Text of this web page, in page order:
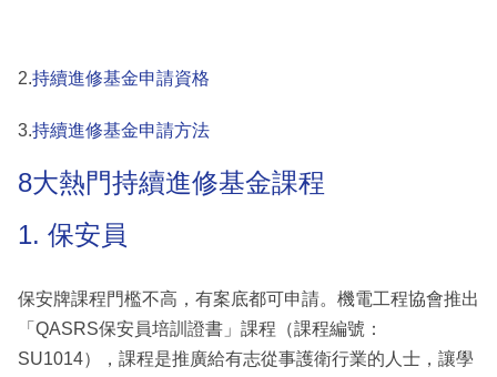
2.持續進修基金申請資格
3.持續進修基金申請方法
8大熱門持續進修基金課程
1. 保安員
保安牌課程門檻不高，有案底都可申請。機電工程協會推出
「QASRS保安員培訓證書」課程（課程編號：
SU1014），課程是推廣給有志從事護衛行業的人士，讓學